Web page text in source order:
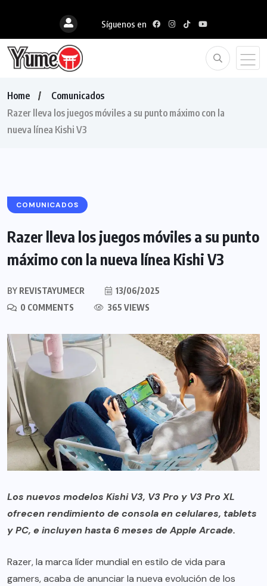
Síguenos en
Home
Comunicados
Razer lleva los juegos móviles a su punto máximo con la
nueva línea Kishi V3
COMUNICADOS
Razer lleva los juegos móviles a su punto
máximo con la nueva línea Kishi V3
BY REVISTAYUMECR
13/06/2025
0 COMMENTS
365 VIEWS
Los nuevos modelos Kishi V3, V3 Pro y V3 Pro XL
ofrecen rendimiento de consola en celulares, tablets
y PC, e incluyen hasta 6 meses de Apple Arcade.
Razer, la marca líder mundial en estilo de vida para
gamers, acaba de anunciar la nueva evolución de los